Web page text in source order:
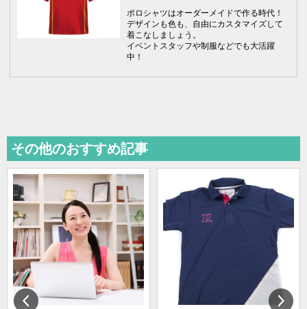
ポロシャツはオーダーメイドで作る時代！
デザインも色も、自由にカスタマイズして
着こなしましょう。
イベントスタッフや制服などでも大活躍
中！
その他のおすすめ記事